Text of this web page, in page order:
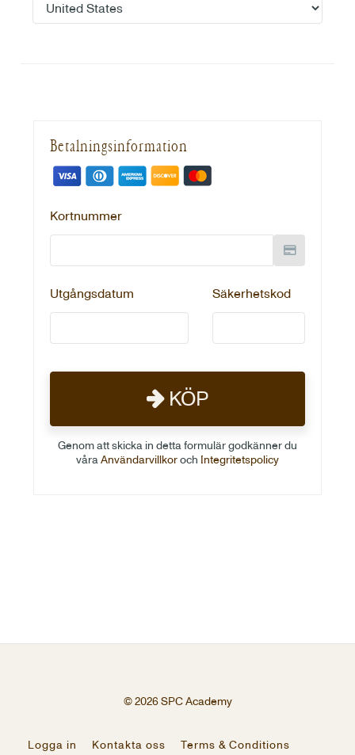
Betalningsinformation
Kortnummer
Utgångsdatum Säkerhetskod
KÖP
Genom att skicka in detta formulär godkänner du
våraAnvändarvillkoroch Integritetspolicy
© 2026 SPC Academy
Logga in Kontakta oss Terms & Conditions